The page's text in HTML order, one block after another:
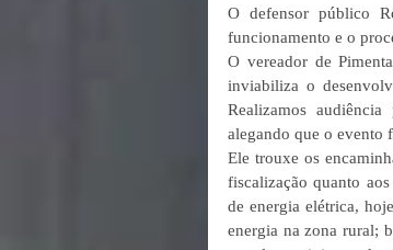
O defensor público
funcionamento e o
O vereador de
inviabiliza o
Realizamos
alegando que o evento
Ele trouxe os
fiscalização quanto
de energia elétrica,
energia na zona rural;